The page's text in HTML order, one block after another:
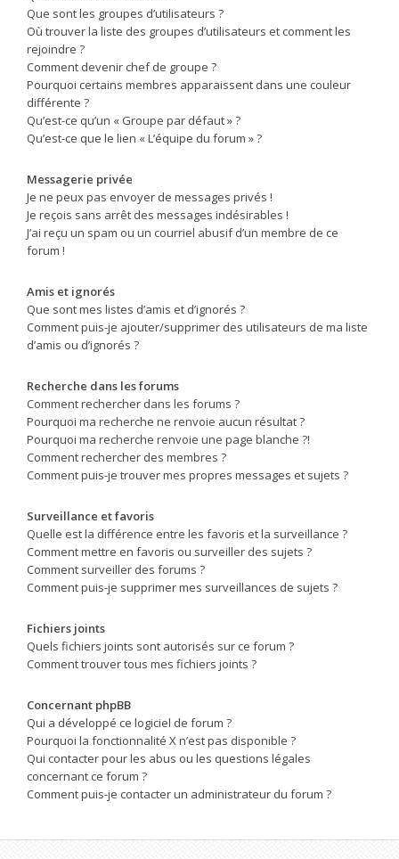
Que sont les groupes d’utilisateurs ?
Où trouver la liste des groupes d’utilisateurs et comment les
rejoindre ?
Comment devenir chef de groupe ?
Pourquoi certains membres apparaissent dans une couleur
différente ?
Qu’est-ce qu’un « Groupe par défaut » ?
Qu’est-ce que le lien « L’équipe du forum » ?
Messagerie privée
Je ne peux pas envoyer de messages privés !
Je reçois sans arrêt des messages indésirables !
J’ai reçu un spam ou un courriel abusif d’un membre de ce
forum !
Amis et ignorés
Que sont mes listes d’amis et d’ignorés ?
Comment puis-je ajouter/supprimer des utilisateurs de ma liste
d’amis ou d’ignorés ?
Recherche dans les forums
Comment rechercher dans les forums ?
Pourquoi ma recherche ne renvoie aucun résultat ?
Pourquoi ma recherche renvoie une page blanche ?!
Comment rechercher des membres ?
Comment puis-je trouver mes propres messages et sujets ?
Surveillance et favoris
Quelle est la différence entre les favoris et la surveillance ?
Comment mettre en favoris ou surveiller des sujets ?
Comment surveiller des forums ?
Comment puis-je supprimer mes surveillances de sujets ?
Fichiers joints
Quels fichiers joints sont autorisés sur ce forum ?
Comment trouver tous mes fichiers joints ?
Concernant phpBB
Qui a développé ce logiciel de forum ?
Pourquoi la fonctionnalité X n’est pas disponible ?
Qui contacter pour les abus ou les questions légales
concernant ce forum ?
Comment puis-je contacter un administrateur du forum ?